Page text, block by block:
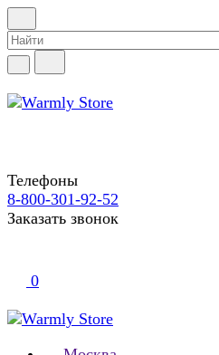
Телефоны
8-800-301-92-52
Заказать звонок
0